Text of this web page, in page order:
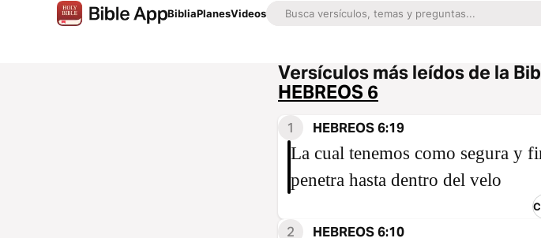
BibliaPlanesVideos
Versículos más leídos de la
HEBREOS 6
1 HEBREOS 6:19
La cual tenemos como segura y
penetra hasta dentro del velo
2 HEBREOS 6:10